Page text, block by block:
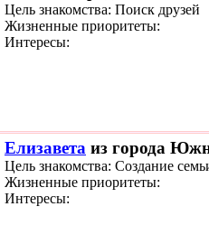
Цель знакомства: Поиск друзей
Жизненные приоритеты:
Интересы:
Елизавета из города
Цель знакомства: Создание
Жизненные приоритеты:
Интересы: